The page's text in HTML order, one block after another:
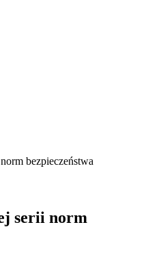
bezpieczeństwa
serii norm